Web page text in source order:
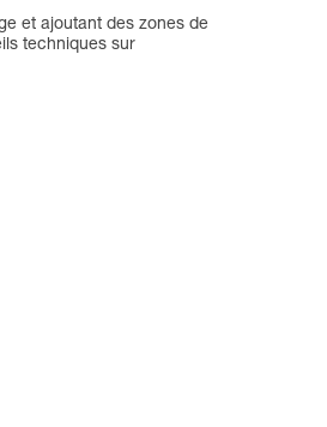
et ajoutant des zones de
techniques sur